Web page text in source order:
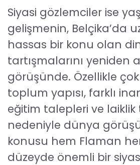
Siyasi gözlemciler ise
gelişmenin, Belçika’da
hassas bir konu olan
tartışmalarını yeniden
görüşünde. Özellikle
toplum yapısı, farklı
eğitim talepleri ve laiklik
nedeniyle dünya
konusu hem Flaman
düzeyde önemli bir